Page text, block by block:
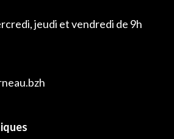
jeudi et vendredi de 9h